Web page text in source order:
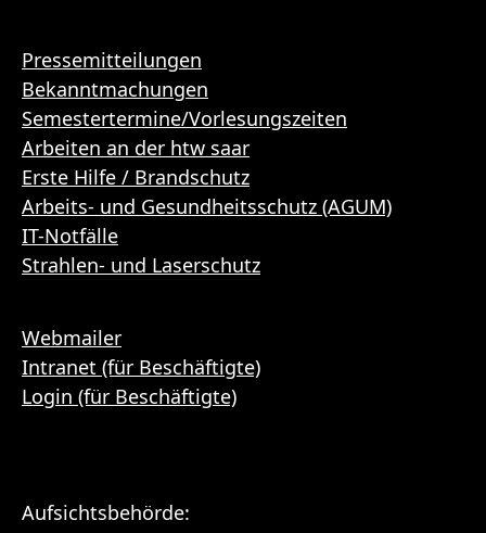
Pressemitteilungen
Bekanntmachungen
Semestertermine/Vorlesungszeiten
Arbeiten an der htw saar
Erste Hilfe / Brandschutz
Arbeits- und Gesundheitsschutz (AGUM)
IT-Notfälle
Strahlen- und Laserschutz
Webmailer
Intranet (für Beschäftigte)
Login (für Beschäftigte)
Aufsichtsbehörde: